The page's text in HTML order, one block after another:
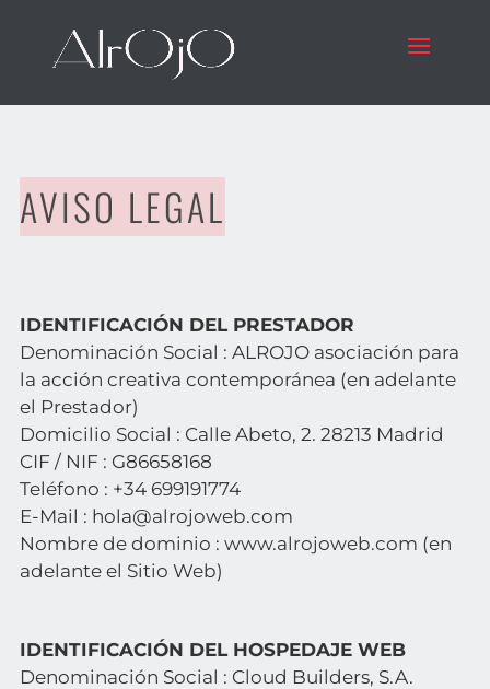
AVISO LEGAL
IDENTIFICACIÓN DEL PRESTADOR
Denominación Social : ALROJO asociación para
la acción creativa contemporánea (en adelante
el Prestador)
Domicilio Social : Calle Abeto, 2. 28213 Madrid
CIF / NIF : G86658168
Teléfono : +34 699191774
E-Mail : hola@alrojoweb.com
Nombre de dominio : www.alrojoweb.com (en
adelante el Sitio Web)
IDENTIFICACIÓN DEL HOSPEDAJE WEB
Denominación Social : Cloud Builders, S.A.